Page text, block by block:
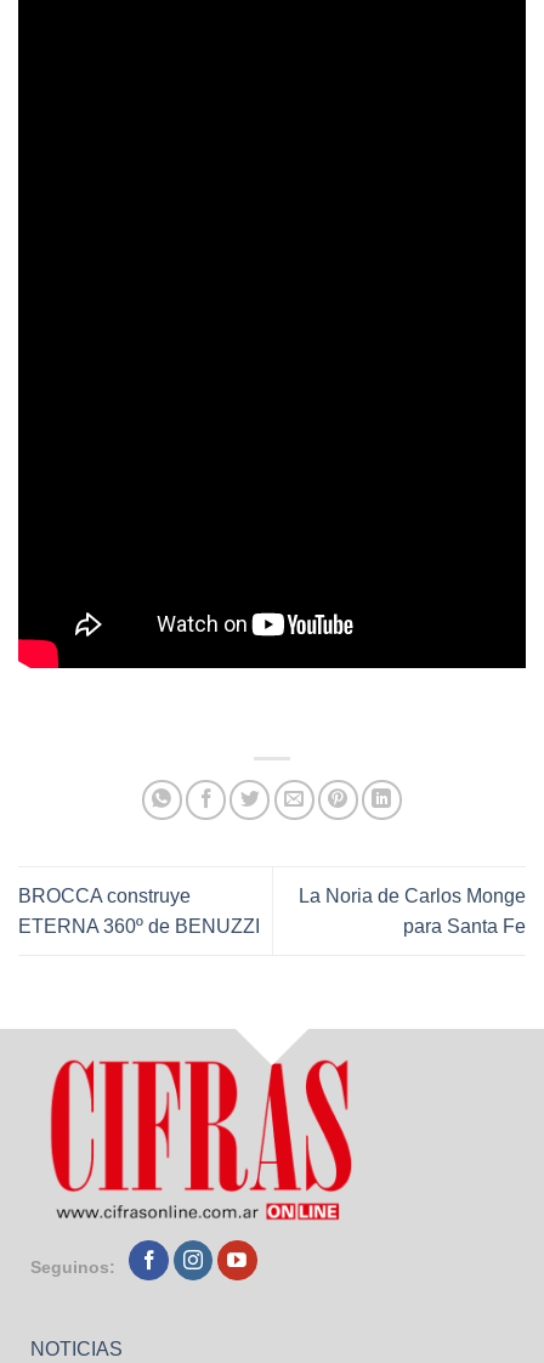
BROCCA construye
ETERNA 360º de BENUZZI
La Noria de Carlos Monge
para Santa Fe
Seguinos:
NOTICIAS